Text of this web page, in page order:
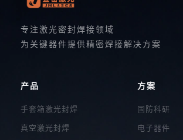
专注激光密封焊接领域
为关键器件提供精密焊接解决方案
产品
手套箱激光封焊
真空激光封焊
方案
国防科研
电子器件